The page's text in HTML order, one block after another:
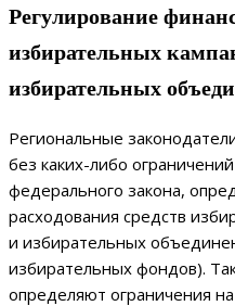
Регулирование
избирательных
избирательных
Региональные
без каких-либо
федерального закона,
расходования средств
и избирательных
избирательных фондов).
определяют ограничения